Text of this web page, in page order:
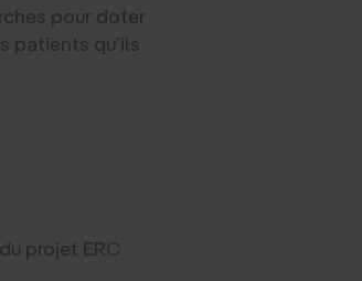
pour doter
patients qu’ils
projet ERC